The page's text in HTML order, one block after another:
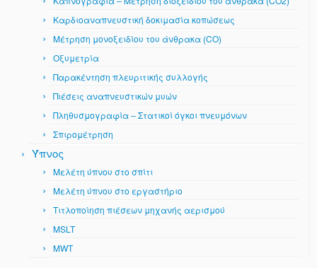
Καρδιοαναπνευστική δοκιμασία κοπώσεως
Μέτρηση μονοξειδίου του άνθρακα (CO)
Οξυμετρία
Παρακέντηση πλευριτικής συλλογής
Πιέσεις αναπνευστικών μυών
Πληθυσμογραφία – Στατικοί όγκοι πνευμόνων
Σπιρομέτρηση
Ύπνος
Μελέτη ύπνου στο σπίτι
Μελέτη ύπνου στο εργαστήριο
Τιτλοποίηση πιέσεων μηχανής αερισμού
MSLT
MWT